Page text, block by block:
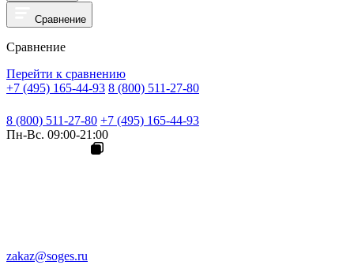
Сравнение
Сравнение
Перейти к сравнению
+7 (495) 165-44-93 8 (800) 511-27-80
8 (800) 511-27-80 +7 (495) 165-44-93
Пн-Вс. 09:00-21:00
zakaz@soges.ru